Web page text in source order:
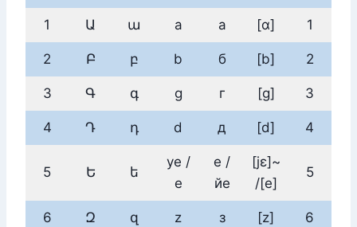
1 Ա ա a а [ɑ] 1
2 Բ բ b б [b] 2
3 Գ գ g г [ɡ] 3
4 Դ դ d д [d] 4
5 Ե ե
ye /
e
е /
йе
[jɛ]~
/[e]
5
6 Զ զ z з [z] 6